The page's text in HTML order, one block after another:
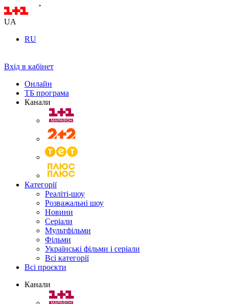
UA
RU
Вхід в кабінет
Онлайн
ТБ програма
Канали
Категорії
Реаліті-шоу
Розважальні шоу
Новини
Серіали
Мультфільми
Фільми
Українські фільми і серіали
Всі категорії
Всі проєкти
Канали